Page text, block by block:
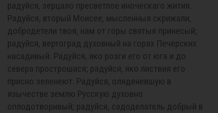
радуйся, зерцало пресветлое иноческаго жития.
Радуйся, вторый Моисее, мысленныя скрижали,
добродетели твоя, нам от горы святыя принесый;
радуйся, вертоград духовный на горах Печерских
насадивый. Радуйся, яко розги его от юга и до
севера прострошася; радуйся, яко листвия его
присно зеленеют. Радуйся, оляденевшую в
язычестве землю Русскую духовно
оплодотворивый; радуйся, садоделатель добрый в